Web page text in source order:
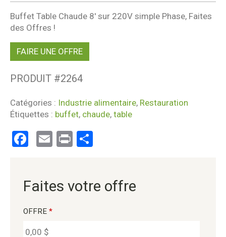
Buffet Table Chaude 8′ sur 220V simple Phase, Faites
des Offres !
FAIRE UNE OFFRE
PRODUIT #2264
Catégories : Industrie alimentaire, Restauration
Étiquettes : buffet, chaude, table
Facebook
EmailPrint
Faites votre offre
OFFRE *